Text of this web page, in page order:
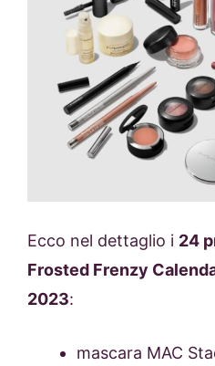
Ecco nel dettaglio i 24
Frosted Frenzy
2023:
mascara MAC